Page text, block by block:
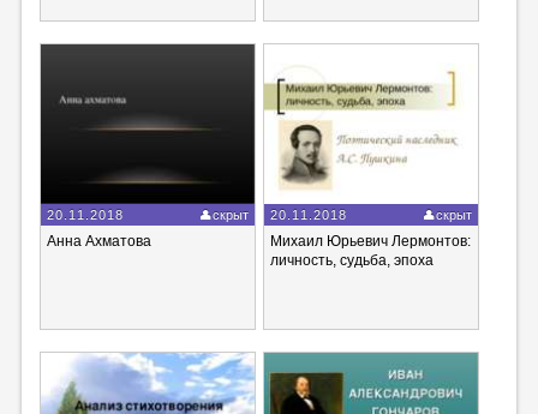
20.11.2018 скрыт
Анна Ахматова
20.11.2018 скрыт
Михаил Юрьевич Лермонтов:
личность, судьба, эпоха